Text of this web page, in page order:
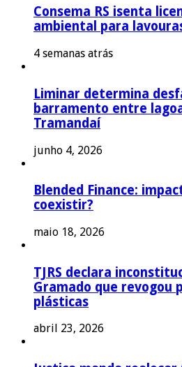
Consema RS isenta
ambiental para
4 semanas atrás
Liminar determina
barramento entre
Tramandaí
junho 4, 2026
Blended Finance:
coexistir?
maio 18, 2026
TJRS declara
Gramado que revogou
plásticas
abril 23, 2026